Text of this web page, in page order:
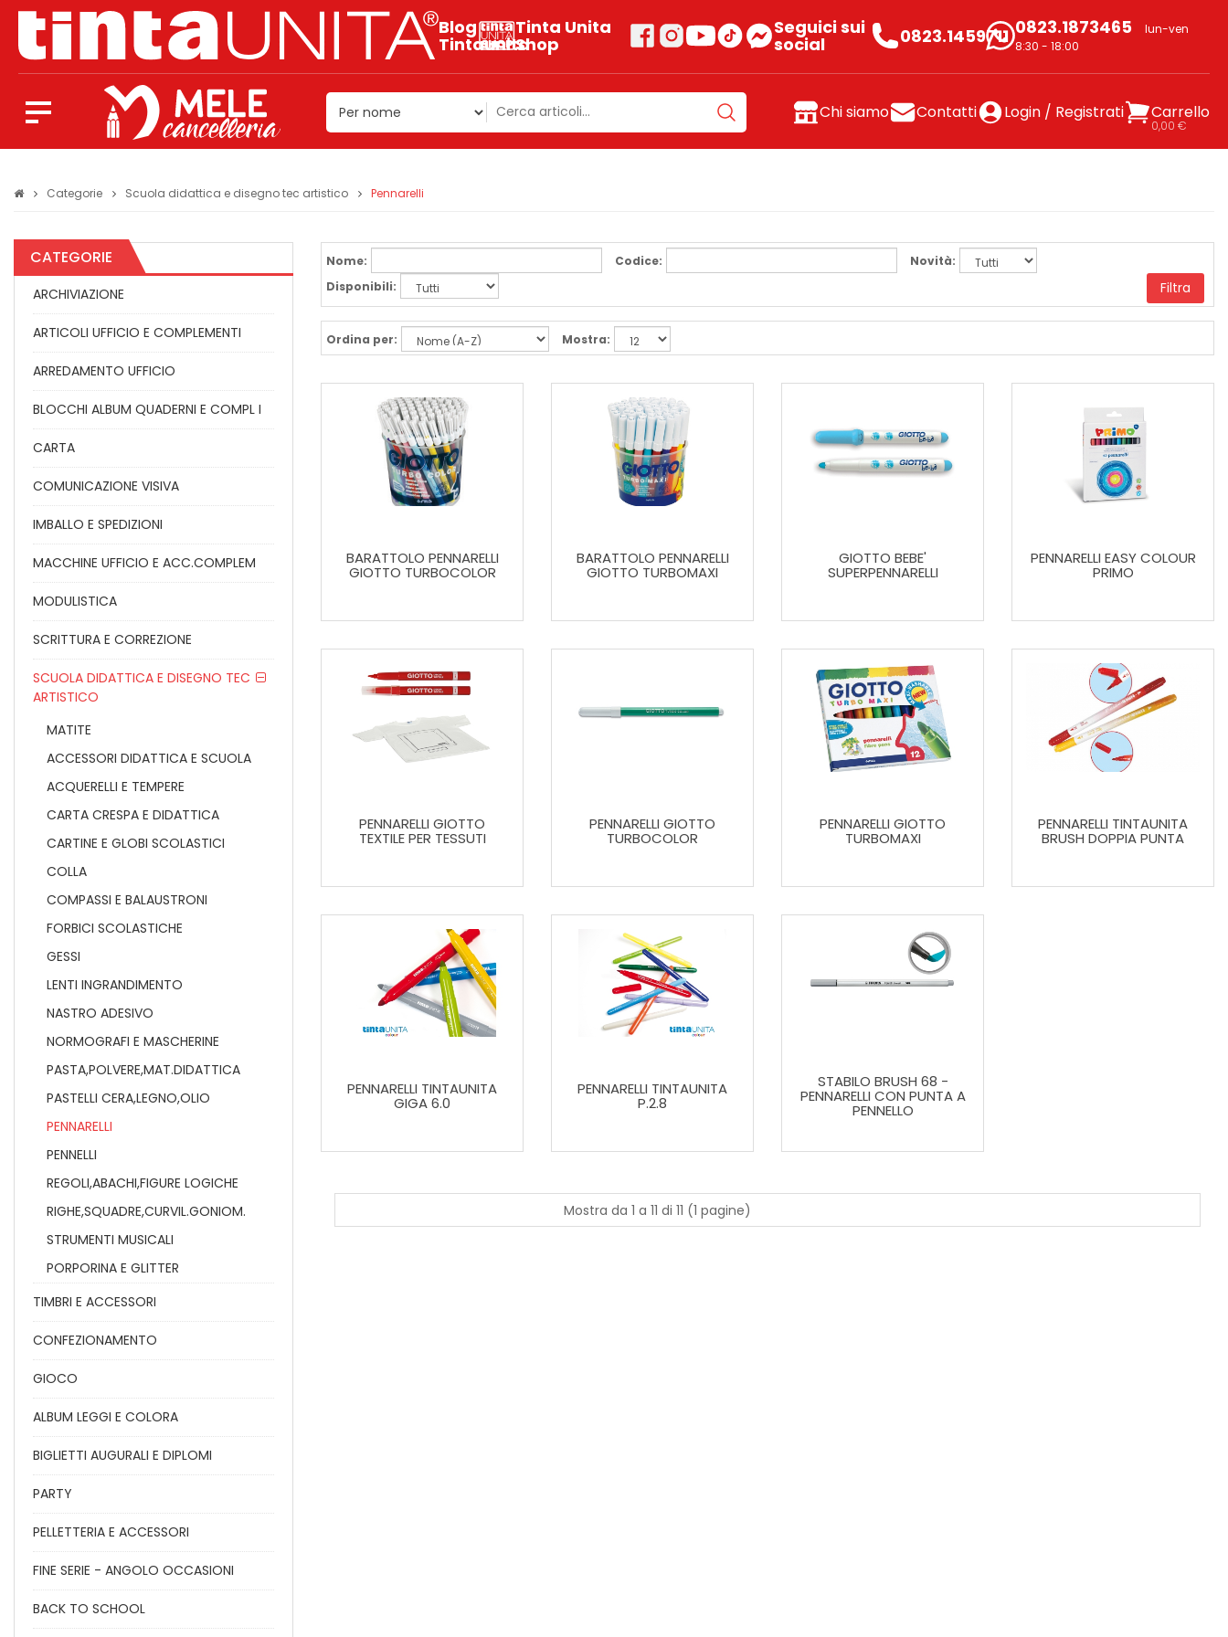
Blog
Tintaunita
Tinta Unita
Shop
Seguici sui
social 0823.1459711 0823.1873465
lun-ven
8:30 - 18:00
Chi siamo Contatti Login / Registrati Carrello
0,00 €
Categorie Scuola didattica e disegno tec artistico Pennarelli
CATEGORIE
ARCHIVIAZIONE
ARTICOLI UFFICIO E COMPLEMENTI
ARREDAMENTO UFFICIO
BLOCCHI ALBUM QUADERNI E COMPL I
CARTA
COMUNICAZIONE VISIVA
IMBALLO E SPEDIZIONI
MACCHINE UFFICIO E ACC.COMPLEM
MODULISTICA
SCRITTURA E CORREZIONE
SCUOLA DIDATTICA E DISEGNO TEC
ARTISTICO
MATITE
ACCESSORI DIDATTICA E SCUOLA
ACQUERELLI E TEMPERE
CARTA CRESPA E DIDATTICA
CARTINE E GLOBI SCOLASTICI
COLLA
COMPASSI E BALAUSTRONI
FORBICI SCOLASTICHE
GESSI
LENTI INGRANDIMENTO
NASTRO ADESIVO
NORMOGRAFI E MASCHERINE
PASTA,POLVERE,MAT.DIDATTICA
PASTELLI CERA,LEGNO,OLIO
PENNARELLI
PENNELLI
REGOLI,ABACHI,FIGURE LOGICHE
RIGHE,SQUADRE,CURVIL.GONIOM.
STRUMENTI MUSICALI
PORPORINA E GLITTER
TIMBRI E ACCESSORI
CONFEZIONAMENTO
GIOCO
ALBUM LEGGI E COLORA
BIGLIETTI AUGURALI E DIPLOMI
PARTY
PELLETTERIA E ACCESSORI
FINE SERIE - ANGOLO OCCASIONI
BACK TO SCHOOL
Nome: Codice:
Novità:
Disponibili:
Filtra
Ordina per: Mostra:
BARATTOLO PENNARELLI
GIOTTO TURBOCOLOR
BARATTOLO PENNARELLI
GIOTTO TURBOMAXI
GIOTTO BEBE'
SUPERPENNARELLI
PENNARELLI EASY COLOUR
PRIMO
PENNARELLI GIOTTO
TEXTILE PER TESSUTI
PENNARELLI GIOTTO
TURBOCOLOR
PENNARELLI GIOTTO
TURBOMAXI
PENNARELLI TINTAUNITA
BRUSH DOPPIA PUNTA
PENNARELLI TINTAUNITA
GIGA 6.0
PENNARELLI TINTAUNITA
P.2.8
STABILO BRUSH 68 -
PENNARELLI CON PUNTA A
PENNELLO
Mostra da 1 a 11 di 11 (1 pagine)